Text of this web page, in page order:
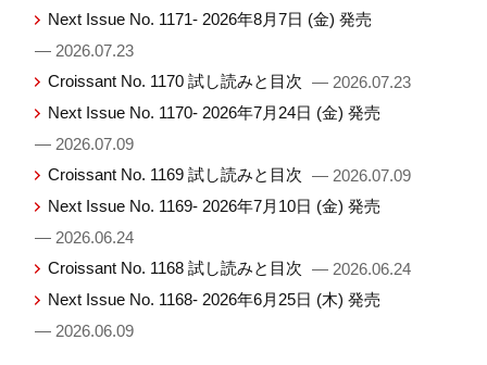
Next Issue No. 1171- 2026年8月7日 (金) 発売
— 2026.07.23
Croissant No. 1170 試し読みと目次 — 2026.07.23
Next Issue No. 1170- 2026年7月24日 (金) 発売
— 2026.07.09
Croissant No. 1169 試し読みと目次 — 2026.07.09
Next Issue No. 1169- 2026年7月10日 (金) 発売
— 2026.06.24
Croissant No. 1168 試し読みと目次 — 2026.06.24
Next Issue No. 1168- 2026年6月25日 (木) 発売
— 2026.06.09